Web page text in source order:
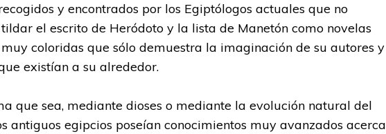
y encontrados por los Egiptólogos actuales que no
el escrito de Heródoto y la lista de Manetón como novelas
coloridas que sólo demuestra la imaginación de su autores y
existían a su alrededor.
que sea, mediante dioses o mediante la evolución natural del
antiguos egipcios poseían conocimientos muy avanzados acerca